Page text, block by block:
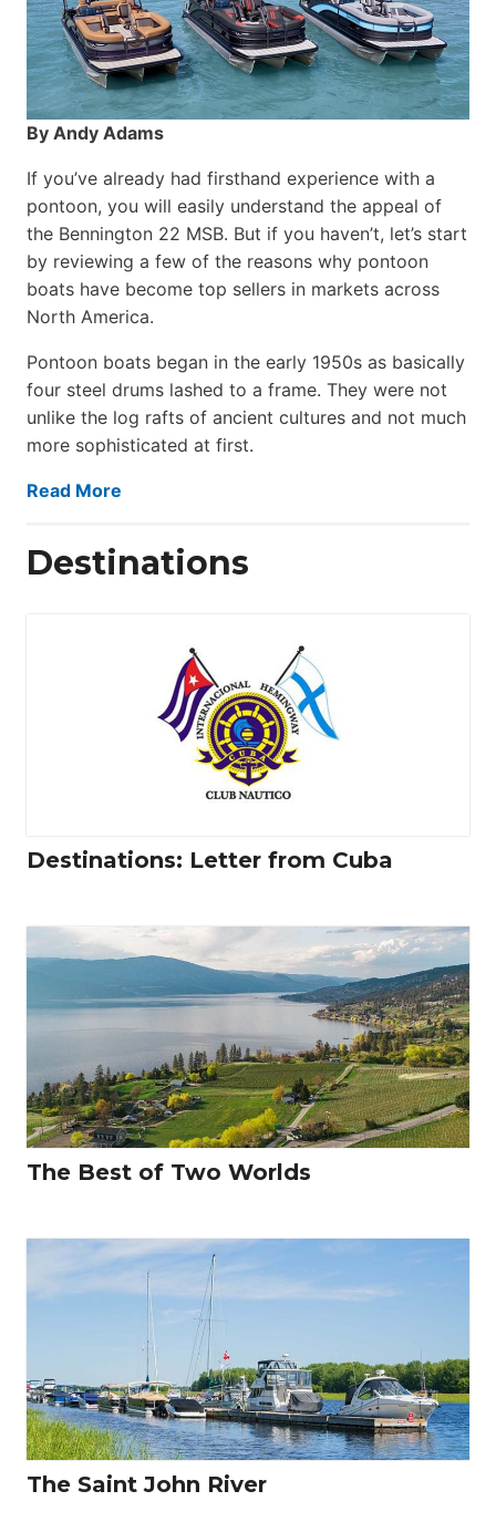
By Andy Adams
If you’ve already had firsthand experience with a
pontoon, you will easily understand the appeal of
the Bennington 22 MSB. But if you haven’t, let’s start
by reviewing a few of the reasons why pontoon
boats have become top sellers in markets across
North America.
Pontoon boats began in the early 1950s as basically
four steel drums lashed to a frame. They were not
unlike the log rafts of ancient cultures and not much
more sophisticated at first.
Read More
Destinations
Destinations: Letter from Cuba
The Best of Two Worlds
The Saint John River